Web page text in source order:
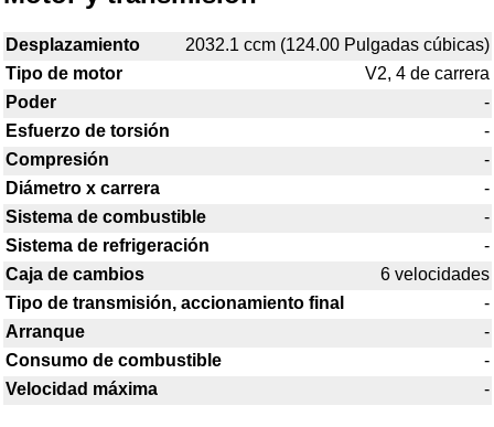
Desplazamiento
2032.1 ccm (124.00 Pulgadas cúbicas)
Tipo de motor
V2, 4 de carrera
Poder
-
Esfuerzo de torsión
-
Compresión
-
Diámetro x carrera
-
Sistema de combustible
-
Sistema de refrigeración
-
Caja de cambios
6 velocidades
Tipo de transmisión, accionamiento final
-
Arranque
-
Consumo de combustible
-
Velocidad máxima
-